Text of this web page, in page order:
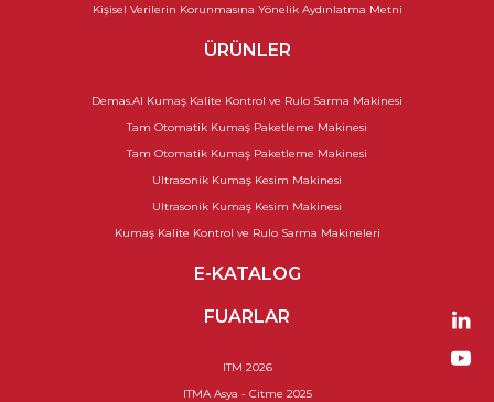
Kişisel Verilerin Korunmasına Yönelik Aydınlatma Metni
ÜRÜNLER
Demas.AI Kumaş Kalite Kontrol ve Rulo Sarma Makinesi
Tam Otomatik Kumaş Paketleme Makinesi
Tam Otomatik Kumaş Paketleme Makinesi
Ultrasonik Kumaş Kesim Makinesi
Ultrasonik Kumaş Kesim Makinesi
Kumaş Kalite Kontrol ve Rulo Sarma Makineleri
E-KATALOG
FUARLAR
ITM 2026
ITMA Asya - Citme 2025